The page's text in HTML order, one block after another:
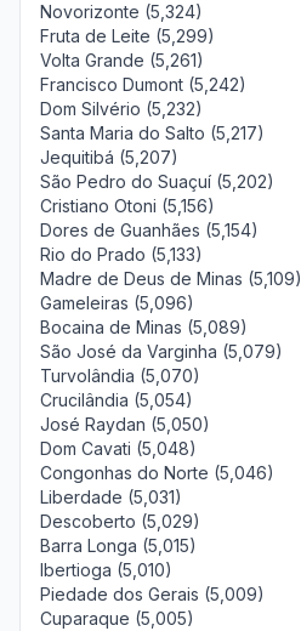
Novorizonte (5,324)
Fruta de Leite (5,299)
Volta Grande (5,261)
Francisco Dumont (5,242)
Dom Silvério (5,232)
Santa Maria do Salto (5,217)
Jequitibá (5,207)
São Pedro do Suaçuí (5,202)
Cristiano Otoni (5,156)
Dores de Guanhães (5,154)
Rio do Prado (5,133)
Madre de Deus de Minas (5,109)
Gameleiras (5,096)
Bocaina de Minas (5,089)
São José da Varginha (5,079)
Turvolândia (5,070)
Crucilândia (5,054)
José Raydan (5,050)
Dom Cavati (5,048)
Congonhas do Norte (5,046)
Liberdade (5,031)
Descoberto (5,029)
Barra Longa (5,015)
Ibertioga (5,010)
Piedade dos Gerais (5,009)
Cuparaque (5,005)